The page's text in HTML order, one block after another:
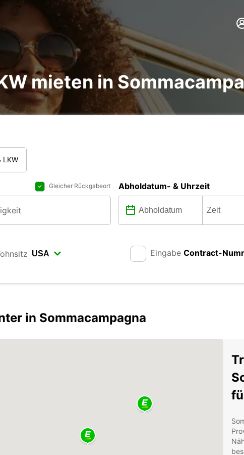
mieten in
LKW
Gleicher Rückgabeort Abholdatum- & Uhrzeit
Eingabe Contract-
in Sommacampagna